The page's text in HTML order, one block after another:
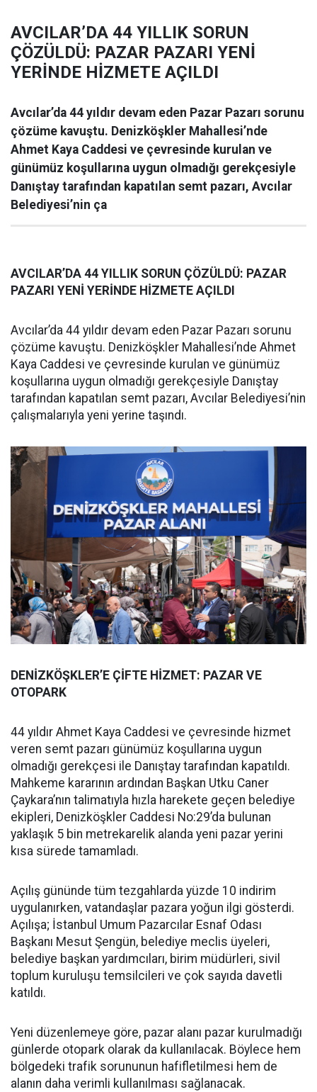
AVCILAR’DA 44 YILLIK SORUN
ÇÖZÜLDÜ: PAZAR PAZARI YENİ
YERİNDE HİZMETE AÇILDI
Avcılar’da 44 yıldır devam eden Pazar Pazarı sorunu
çözüme kavuştu. Denizköşkler Mahallesi’nde
Ahmet Kaya Caddesi ve çevresinde kurulan ve
günümüz koşullarına uygun olmadığı gerekçesiyle
Danıştay tarafından kapatılan semt pazarı, Avcılar
Belediyesi’nin ça
AVCILAR’DA 44 YILLIK SORUN ÇÖZÜLDÜ: PAZAR
PAZARI YENİ YERİNDE HİZMETE AÇILDI
Avcılar’da 44 yıldır devam eden Pazar Pazarı sorunu
çözüme kavuştu. Denizköşkler Mahallesi’nde Ahmet
Kaya Caddesi ve çevresinde kurulan ve günümüz
koşullarına uygun olmadığı gerekçesiyle Danıştay
tarafından kapatılan semt pazarı, Avcılar Belediyesi’nin
çalışmalarıyla yeni yerine taşındı.
DENİZKÖŞKLER’E ÇİFTE HİZMET: PAZAR VE
OTOPARK
44 yıldır Ahmet Kaya Caddesi ve çevresinde hizmet
veren semt pazarı günümüz koşullarına uygun
olmadığı gerekçesi ile Danıştay tarafından kapatıldı.
Mahkeme kararının ardından Başkan Utku Caner
Çaykara’nın talimatıyla hızla harekete geçen belediye
ekipleri, Denizköşkler Caddesi No:29’da bulunan
yaklaşık 5 bin metrekarelik alanda yeni pazar yerini
kısa sürede tamamladı.
Açılış gününde tüm tezgahlarda yüzde 10 indirim
uygulanırken, vatandaşlar pazara yoğun ilgi gösterdi.
Açılışa; İstanbul Umum Pazarcılar Esnaf Odası
Başkanı Mesut Şengün, belediye meclis üyeleri,
belediye başkan yardımcıları, birim müdürleri, sivil
toplum kuruluşu temsilcileri ve çok sayıda davetli
katıldı.
Yeni düzenlemeye göre, pazar alanı pazar kurulmadığı
günlerde otopark olarak da kullanılacak. Böylece hem
bölgedeki trafik sorununun hafifletilmesi hem de
alanın daha verimli kullanılması sağlanacak.